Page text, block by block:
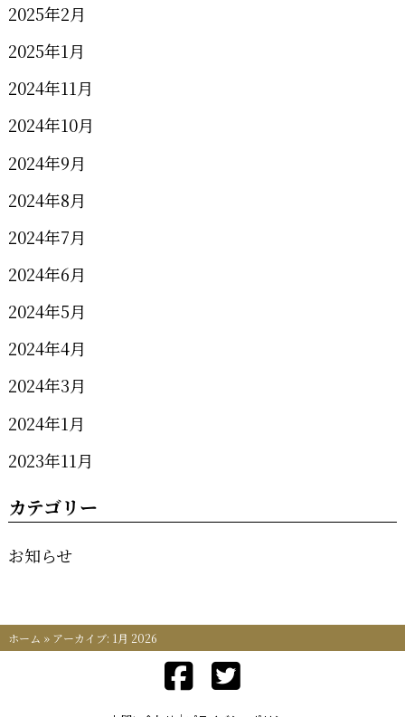
2025年2月
2025年1月
2024年11月
2024年10月
2024年9月
2024年8月
2024年7月
2024年6月
2024年5月
2024年4月
2024年3月
2024年1月
2023年11月
カテゴリー
お知らせ
ホーム » アーカイブ: 1月 2026